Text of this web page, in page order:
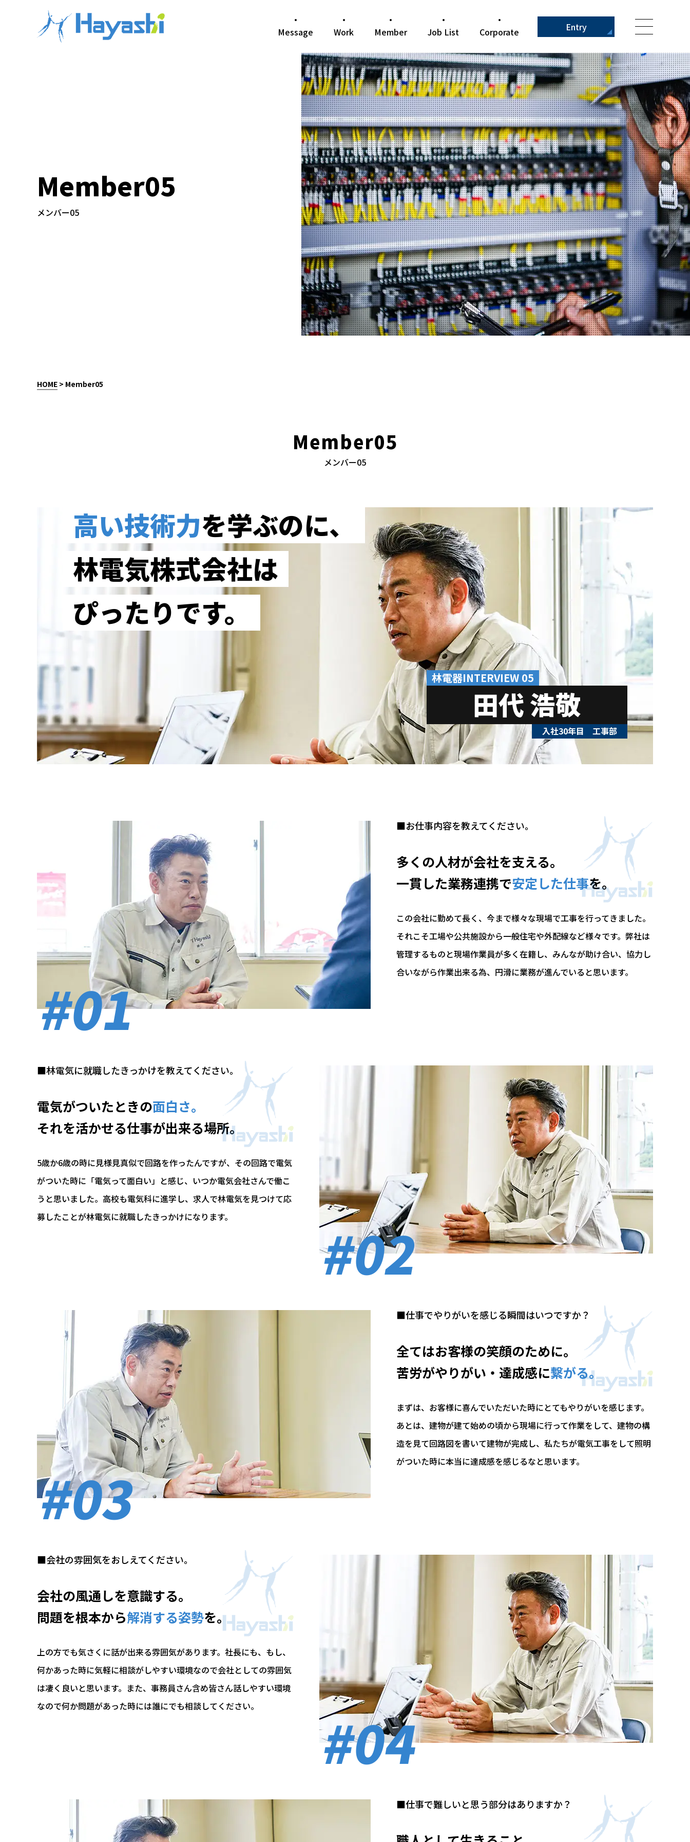
Message Work Member Job List Corporate Entry
Member05
メンバー05
HOME > Member05
Member05
メンバー05
高い技術力を学ぶのに、
林電気株式会社は
ぴったりです。
林電器INTERVIEW 05
田代 浩敬
入社30年目 工事部
#01
■お仕事内容を教えてください。
多くの人材が会社を支える。
一貫した業務連携で安定した仕事を。
この会社に勤めて長く、今まで様々な現場で工事を行ってきました。
それこそ工場や公共施設から一般住宅や外配線など様々です。弊社は
管理するものと現場作業員が多く在籍し、みんなが助け合い、協力し
合いながら作業出来る為、円滑に業務が進んでいると思います。
■林電気に就職したきっかけを教えてください。
電気がついたときの面白さ。
それを活かせる仕事が出来る場所。
5歳か6歳の時に見様見真似で回路を作ったんですが、その回路で電気
がついた時に「電気って面白い」と感じ、いつか電気会社さんで働こ
うと思いました。高校も電気科に進学し、求人で林電気を見つけて応
募したことが林電気に就職したきっかけになります。
#02
#03
■仕事でやりがいを感じる瞬間はいつですか？
全てはお客様の笑顔のために。
苦労がやりがい・達成感に繋がる。
まずは、お客様に喜んでいただいた時にとてもやりがいを感じます。
あとは、建物が建て始めの頃から現場に行って作業をして、建物の構
造を見て回路図を書いて建物が完成し、私たちが電気工事をして照明
がついた時に本当に達成感を感じるなと思います。
■会社の雰囲気をおしえてください。
会社の風通しを意識する。
問題を根本から解消する姿勢を。
上の方でも気さくに話が出来る雰囲気があります。社長にも、もし、
何かあった時に気軽に相談がしやすい環境なので会社としての雰囲気
は凄く良いと思います。また、事務員さん含め皆さん話しやすい環境
なので何か問題があった時には誰にでも相談してください。
#04
■仕事で難しいと思う部分はありますか？